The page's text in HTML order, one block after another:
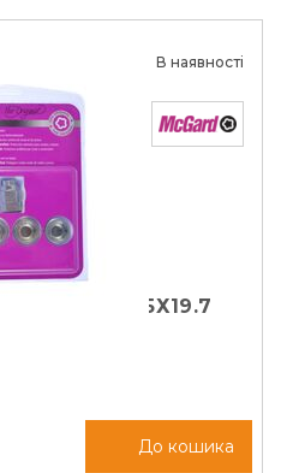
В наявності
М12Х1, 5Х19.7
До кошика